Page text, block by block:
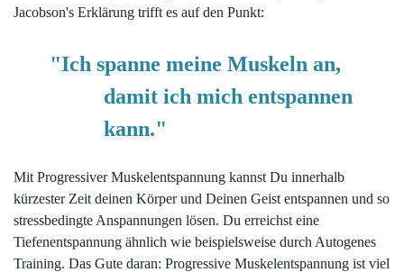
Jacobson's Erklärung trifft es auf den Punkt:
"Ich spanne meine Muskeln an,
damit ich mich entspannen
kann."
Mit Progressiver Muskelentspannung kannst Du innerhalb
kürzester Zeit deinen Körper und Deinen Geist entspannen und so
stressbedingte Anspannungen lösen. Du erreichst eine
Tiefenentspannung ähnlich wie beispielsweise durch Autogenes
Training. Das Gute daran: Progressive Muskelentspannung ist viel